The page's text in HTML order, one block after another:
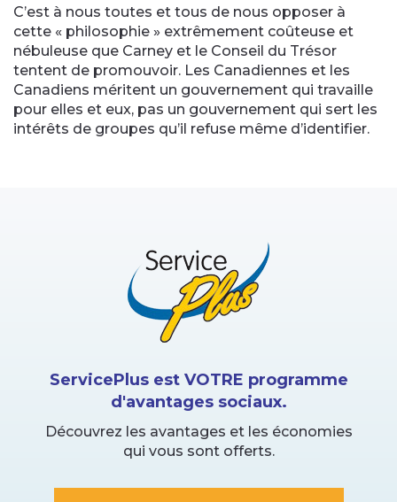
C’est à nous toutes et tous de nous opposer à
cette « philosophie » extrêmement coûteuse et
nébuleuse que Carney et le Conseil du Trésor
tentent de promouvoir. Les Canadiennes et les
Canadiens méritent un gouvernement qui travaille
pour elles et eux, pas un gouvernement qui sert les
intérêts de groupes qu’il refuse même d’identifier.
ServicePlus est VOTRE programme
d'avantages sociaux.
Découvrez les avantages et les économies
qui vous sont offerts.